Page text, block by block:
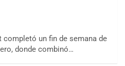
completó un fin de semana de
donde combinó…